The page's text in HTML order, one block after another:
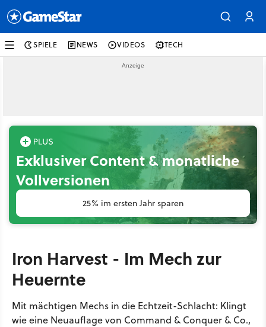
SPIELE NEWS VIDEOS TECH
Exklusiver Content & monatliche
Vollversionen
25% im ersten Jahr sparen
Iron Harvest - Im Mech zur
Heuernte
Mit mächtigen Mechs in die Echtzeit-Schlacht: Klingt
wie eine Neuauflage von Command & Conquer & Co.,